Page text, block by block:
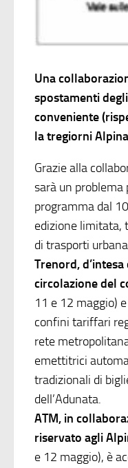
Una
spostamenti
conveniente
la tregiorni
Grazie alla
sarà un problema
programma dal
edizione limitata,
di trasporti
Trenord,
circolazione del
11 e 12 maggio)
confini tariffari
rete
emettitrici
tradizionali di
dell’Adunata.
ATM, in
riservato agli
e 12 maggio), è